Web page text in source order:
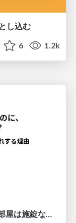
し込む
6 1.2k
オートロックマンションなのに、各部屋は施錠なし！？ 攻撃者が組織内ネットワークで大暴れする理由 / The Front Door Is Locked, but the Rooms Are Wide Open: Why Attackers Move Freely Inside Enterprise Networks